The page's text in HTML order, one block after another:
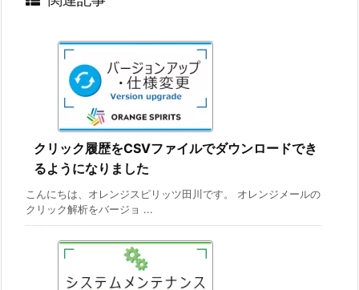
クリック履歴をCSVファイルでダウンロードでき
るようになりました
こんにちは、オレンジスピリッツ田川です。 オレンジメールの
クリック解析をバージョ ...